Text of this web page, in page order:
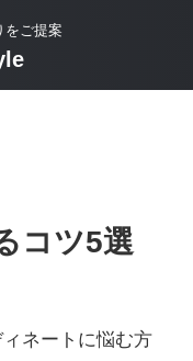
をご提案
コツ5選
ネートに悩む方